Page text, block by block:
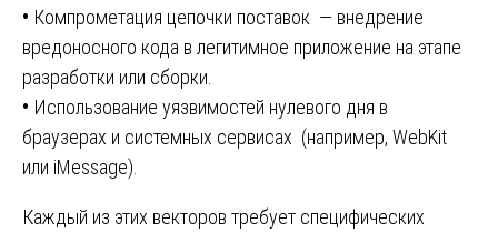
• Компрометация цепочки поставок — внедрение
вредоносного кода в легитимное приложение на этапе
разработки или сборки.
• Использование уязвимостей нулевого дня в
браузерах и системных сервисах (например, WebKit
или iMessage).
Каждый из этих векторов требует специфических